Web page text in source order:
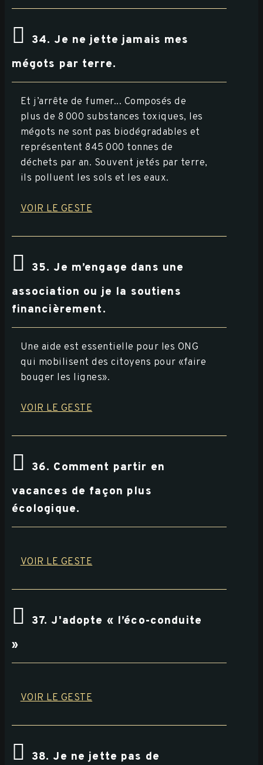
34. Je ne jette jamais mes
mégots par terre.
Et j’arrête de fumer... Composés de
plus de 8 000 substances toxiques, les
mégots ne sont pas biodégradables et
représentent 845 000 tonnes de
déchets par an. Souvent jetés par terre,
ils polluent les sols et les eaux.
VOIR LE GESTE
35. Je m’engage dans une
association ou je la soutiens
financièrement.
Une aide est essentielle pour les ONG
qui mobilisent des citoyens pour «faire
bouger les lignes».
VOIR LE GESTE
36. Comment partir en
vacances de façon plus
écologique.
VOIR LE GESTE
37. J'adopte « l’éco-conduite
»
VOIR LE GESTE
38. Je ne jette pas de